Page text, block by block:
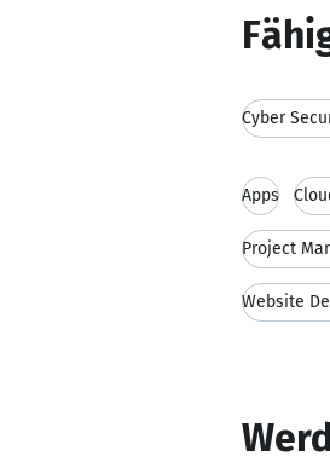
Cyber
Apps
Project
Website